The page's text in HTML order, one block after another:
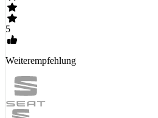
5
Weiterempfehlung